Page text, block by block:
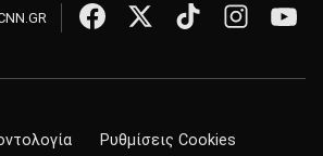
Ρυθμίσεις Cookies